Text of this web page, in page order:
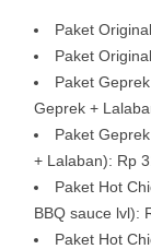
Paket
Paket
Paket
Geprek +
Paket
+ Lalaban): Rp
Paket Hot
BBQ sauce lvl):
Paket Hot